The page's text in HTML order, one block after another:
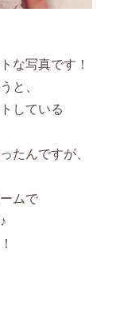
な写真です！
と、
している
んですが、
ムで